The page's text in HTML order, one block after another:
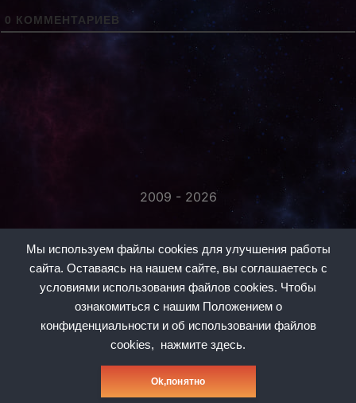
Мы используем файлы cookies для улучшения работы
сайта. Оставаясь на нашем сайте, вы соглашаетесь с
условиями использования файлов cookies. Чтобы
ознакомиться с нашим Положением о
конфиденциальности и об использовании файлов
cookies,
нажмите здесь.
Оk,понятно
0 КОММЕНТАРИЕВ
2009 - 2026